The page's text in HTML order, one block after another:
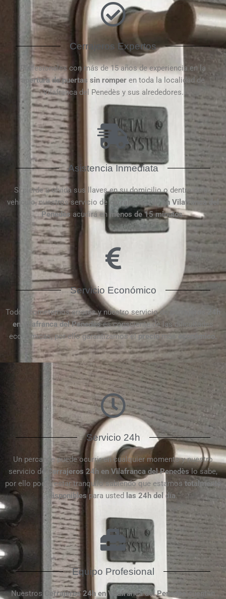
Cerrajeros Expertos
Profesionales con más de 15 años de experiencia en la
apertura de puertas sin romper en toda la localidad de
Vilafranca del Penedès y sus alrededores.
Asistencia Inmediata
Si pierde u olvida sus llaves en su domicilio o dentro de su
vehículo, nuestros servicio de cerrajeros 24h en Vilafranca del
Penedès acudirá en menos de 15 minutos.
Servicio Económico
Todos cometemos errores y nuestro servicio de
cerrajeros 24h
en Vilafranca del Penedèses consciente de las dificultades
económicas, por ello garantizamos elpreciomás económico.
Servicio 24h
Un percance puede ocurrir en cualquier momento y nuestro
servicio de
Cerrajeros 24h en Vilafranca del Penedèslo sabe,
por ello podrá estar tranquilo sabiendo que estamos totalmente
disponiblespara ustedlas 24h del día.
Equipo Profesional
Nuestros Cerrajeros 24h en Vilafranca del Penedès cuentan